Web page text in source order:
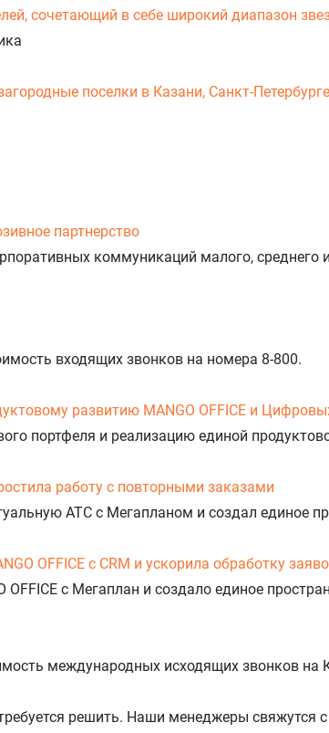
сочетающий в себе широкий диапазон
поселки в Казани, Санкт-
партнерство
коммуникаций малого, среднего
входящих звонков на номера 8-800.
развитию MANGO OFFICE и
портфеля и реализацию единой
работу с повторными заказами
АТС с Мегапланом и создал единое
OFFICE с CRM и ускорила обработку
OFFICE с Мегаплан и создало единое
международных исходящих звонков на
решить. Наши менеджеры свяжутся